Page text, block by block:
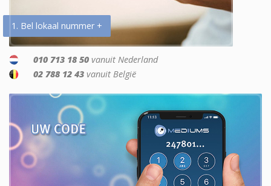
1. Bel lokaal nummer +
010 713 18 50 vanuit Nederland
02 788 12 43 vanuit België